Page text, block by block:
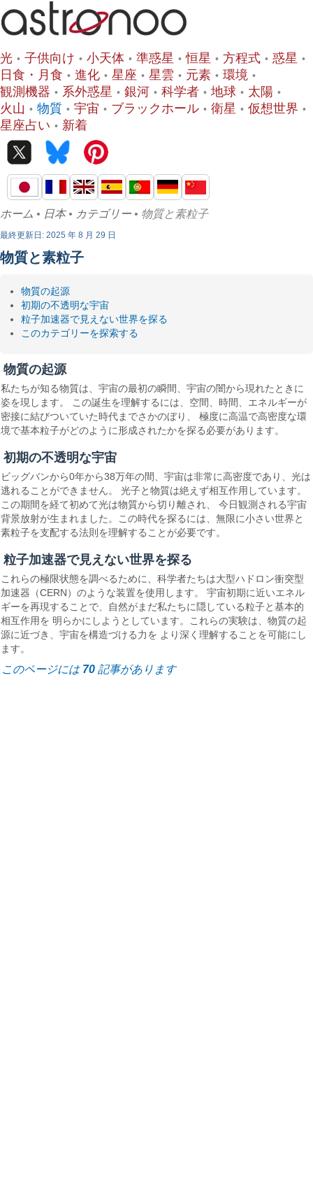
光 子供向け 小天体 準惑星 恒星 方程式
惑星
日食・月食
進化 星座 星雲 元素
環境
観測機器
系外惑星 銀河 科学者 地球
太陽
火山
物質 宇宙 ブラックホール 衛星
仮想世界
星座占い
新着
ホーム • 日本• カテゴリー• 物質と素粒子
最終更新日: 2025 年 8 月 29 日
物質と素粒子
物質の起源
初期の不透明な宇宙
粒子加速器で見えない世界を探る
このカテゴリーを探索する
物質の起源
私たちが知る物質は、宇宙の最初の瞬間、宇宙の闇から現れたときに
姿を現します。 この誕生を理解するには、空間、時間、エネルギーが
密接に結びついていた時代までさかのぼり、 極度に高温で高密度な環
境で基本粒子がどのように形成されたかを探る必要があります。
初期の不透明な宇宙
ビッグバンから0年から38万年の間、宇宙は非常に高密度であり、光は
逃れることができません。 光子と物質は絶えず相互作用しています。
この期間を経て初めて光は物質から切り離され、 今日観測される宇宙
背景放射が生まれました。この時代を探るには、無限に小さい世界と
素粒子を支配する法則を理解することが必要です。
粒子加速器で見えない世界を探る
これらの極限状態を調べるために、科学者たちは大型ハドロン衝突型
加速器（CERN）のような装置を使用します。 宇宙初期に近いエネル
ギーを再現することで、自然がまだ私たちに隠している粒子と基本的
相互作用を 明らかにしようとしています。これらの実験は、物質の起
源に近づき、宇宙を構造づける力を より深く理解することを可能にし
ます。
このページには 70記事があります